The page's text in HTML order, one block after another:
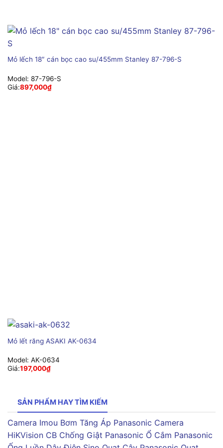
Mỏ lếch 18″ cán bọc cao su/455mm Stanley 87-796-S
Model: 87-796-S
Giá:897,000₫
Mỏ lết răng ASAKI AK-0634
Model: AK-0634
Giá:197,000₫
SẢN PHẨM HAY TÌM KIẾM
Camera Imou Bơm Tăng Áp Panasonic Camera
HiKVision CB Chống Giật Panasonic Ổ Cắm Panasonic